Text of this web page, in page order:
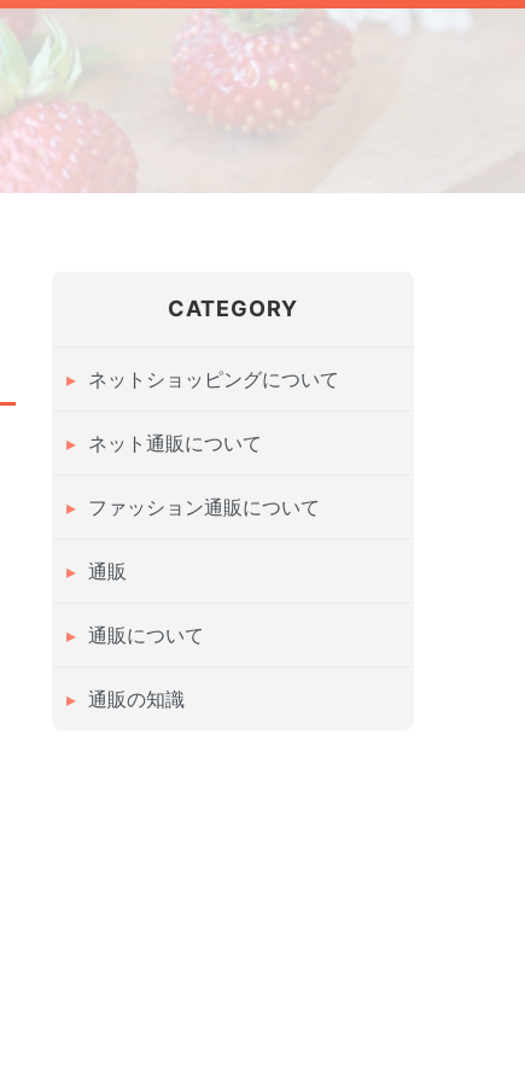
CATEGORY
ネットショッピングについて
ネット通販について
ファッション通販について
通販
通販について
通販の知識